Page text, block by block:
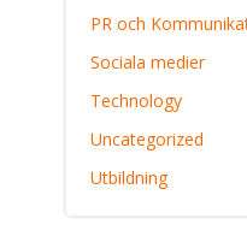
PR och
Sociala medier
Technology
Uncategorized
Utbildning